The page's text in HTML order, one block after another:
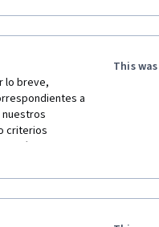
con esta
temor a las
Muy
lo breve,
a
criterios
otro
incentivo y
por brindar
This